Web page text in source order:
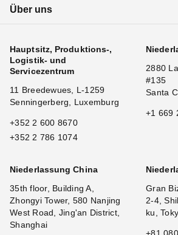
Über uns
Hauptsitz, Produktions-,
Logistik- und
Servicezentrum
11 Breedewues, L-1259
Senningerberg, Luxemburg
+352 2 600 8670
+352 2 786 1074
2880
Santa
+1 669
Niederlassung China
35th floor, Building A,
Zhongyi Tower, 580 Nanjing
West Road, Jing'an District,
Shanghai
Gran
2-4,
ku,